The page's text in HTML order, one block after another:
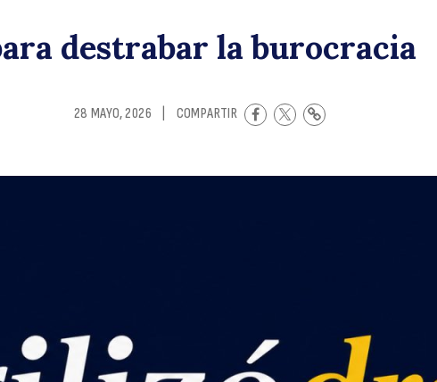
destrabar la burocracia
28 MAYO, 2026 COMPARTIR